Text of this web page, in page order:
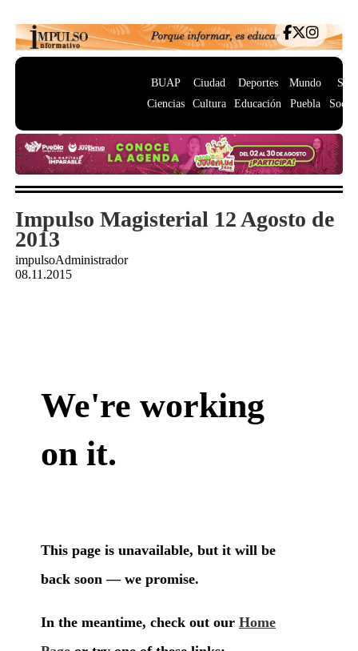
BUAP
Ciencias
Ciudad
Cultura
Deportes
Educación
Mundo
Puebla
Impulso Magisterial 12 Agosto de
2013
impulsoAdministrador
08.11.2015